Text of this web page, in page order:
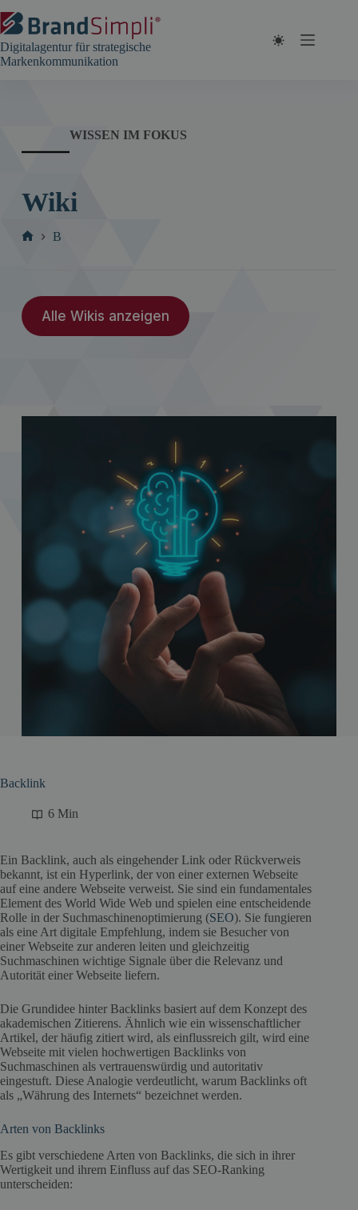
Inhalt
springen
Digitalagentur für strategische
Markenkommunikation
WISSEN IM FOKUS
Wiki
B
Alle Wikis anzeigen
Backlink
6 Min
Ein Backlink, auch als eingehender Link oder Rückverweis
bekannt, ist ein Hyperlink, der von einer externen Webseite
auf eine andere Webseite verweist. Sie sind ein fundamentales
Element des World Wide Web und spielen eine entscheidende
Rolle in der Suchmaschinenoptimierung (SEO). Sie fungieren
als eine Art digitale Empfehlung, indem sie Besucher von
einer Webseite zur anderen leiten und gleichzeitig
Suchmaschinen wichtige Signale über die Relevanz und
Autorität einer Webseite liefern.
Die Grundidee hinter Backlinks basiert auf dem Konzept des
akademischen Zitierens. Ähnlich wie ein wissenschaftlicher
Artikel, der häufig zitiert wird, als einflussreich gilt, wird eine
Webseite mit vielen hochwertigen Backlinks von
Suchmaschinen als vertrauenswürdig und autoritativ
eingestuft. Diese Analogie verdeutlicht, warum Backlinks oft
als „Währung des Internets“ bezeichnet werden.
Arten von Backlinks
Es gibt verschiedene Arten von Backlinks, die sich in ihrer
Wertigkeit und ihrem Einfluss auf das SEO-Ranking
unterscheiden: